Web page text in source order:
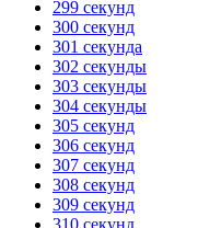
299 секунд
300 секунд
301 секунда
302 секунды
303 секунды
304 секунды
305 секунд
306 секунд
307 секунд
308 секунд
309 секунд